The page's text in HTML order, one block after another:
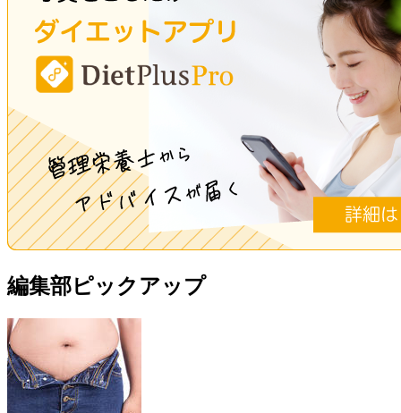
編集部ピックアップ